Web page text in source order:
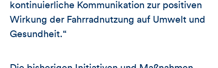
kontinuierliche Kommunikation zur positiven
Wirkung der Fahrradnutzung auf Umwelt und
Gesundheit.“